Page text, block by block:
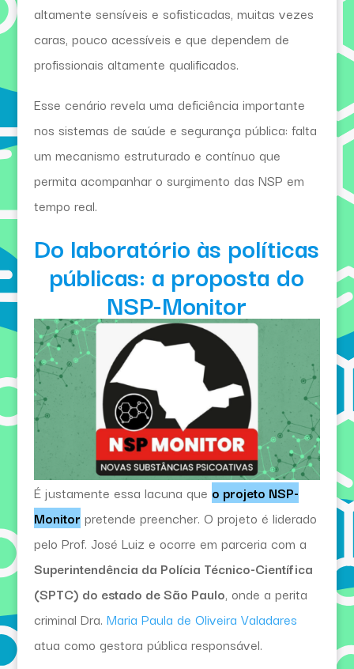
altamente sensíveis e sofisticadas, muitas vezes
caras, pouco acessíveis e que dependem de
profissionais altamente qualificados.
Esse cenário revela uma deficiência importante
nos sistemas de saúde e segurança pública: falta
um mecanismo estruturado e contínuo que
permita acompanhar o surgimento das NSP em
tempo real.
Do laboratório às políticas
públicas: a proposta do
NSP-Monitor
É justamente essa lacuna que o projeto NSP-
Monitor pretende preencher. O projeto é liderado
pelo Prof. José Luiz e ocorre em parceria com a
Superintendência da Polícia Técnico-Científica
(SPTC) do estado de São Paulo, onde a perita
criminal Dra. Maria Paula de Oliveira Valadares
atua como gestora pública responsável.